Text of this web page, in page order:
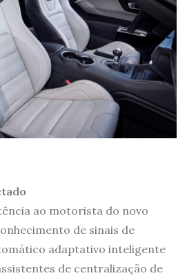
ao motorista do novo
de sinais de
adaptativo inteligente
de centralização de